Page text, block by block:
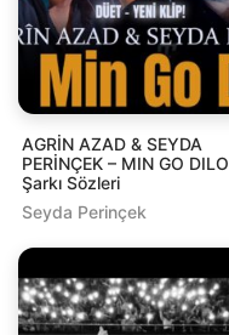
AGRİN AZAD & SEYDA
PERİNÇEK – MIN GO DILO
Şarkı Sözleri
Seyda Perinçek